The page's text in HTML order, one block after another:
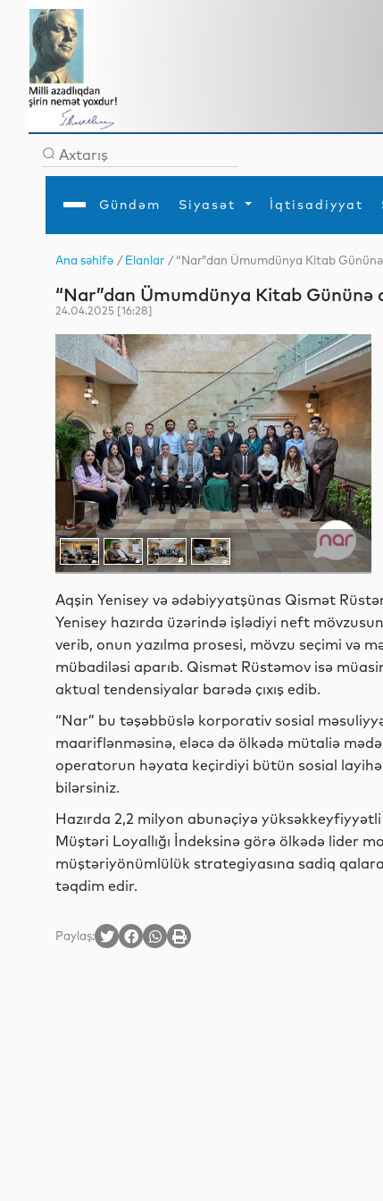
Gündəm Siyasət İqtisadiyyat
Gündəm
İqtisadiyyat
Analitika
Mədəniyyət
Müsahibə
Ədəbiyyat
MEDİA
Xarici siyasətTurizm
Hadisə
Diaspor
Ana səhifə /Elanlar / “Nar”dan Ümumdünya Kitab
“Nar”dan Ümumdünya Kitab Gününə
24.04.2025 [16:28]
Aqşin Yenisey və ədəbiyyatşünas Qismət
Yenisey hazırda üzərində işlədiyi neft
verib, onun yazılma prosesi, mövzu seçimi və
mübadiləsi aparıb. Qismət Rüstəmov isə
aktual tendensiyalar barədə çıxış edib.
“Nar” bu təşəbbüslə korporativ sosial
maariflənməsinə, eləcə də ölkədə mütaliə
operatorun həyata keçirdiyi bütün sosial
bilərsiniz.
Hazırda 2,2 milyon abunəçiyə
Müştəri Loyallığı İndeksinə görə ölkədə lider
müştəriyönümlülük strategiyasına sadiq
təqdim edir.
Paylaş: